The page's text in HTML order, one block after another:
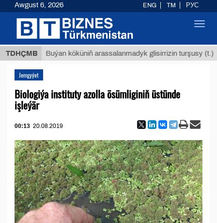
TDHÇMB
Buýan köküniň arassalanmadyk glisirrizin turşusy (t.)
Jemgyýet
Biologiýa instituty azolla ösümliginiň üstünde
işleýär
00:13 20.08.2019
Awgust 6, 2026 ENG TM РУС